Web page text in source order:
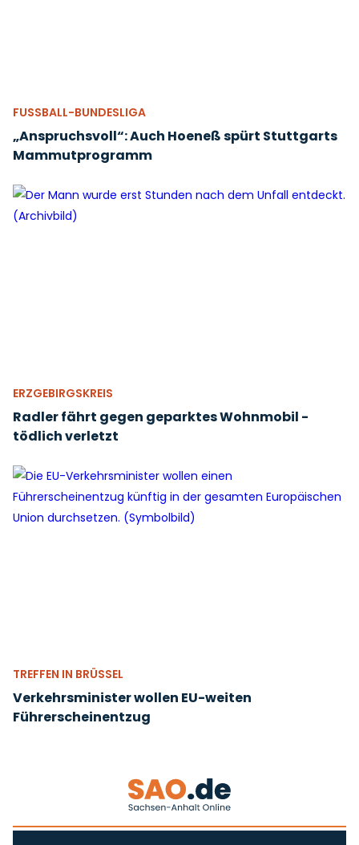
FUSSBALL-BUNDESLIGA
„Anspruchsvoll“: Auch Hoeneß spürt Stuttgarts
Mammutprogramm
ERZGEBIRGSKREIS
Radler fährt gegen geparktes Wohnmobil -
tödlich verletzt
TREFFEN IN BRÜSSEL
Verkehrsminister wollen EU-weiten
Führerscheinentzug